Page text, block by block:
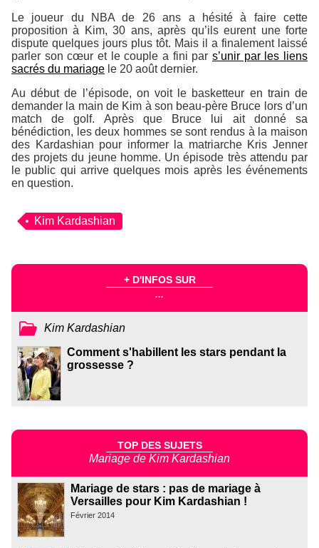
Le joueur du NBA de 26 ans a hésité à faire cette
proposition à Kim, 30 ans, après qu’ils eurent une forte
dispute quelques jours plus tôt. Mais il a finalement laissé
parler son cœur et le couple a fini par s’unir par les liens
sacrés du mariage le 20 août dernier.
Au début de l’épisode, on voit le basketteur en train de
demander la main de Kim à son beau-père Bruce lors d’un
match de golf. Après que Bruce lui ait donné sa
bénédiction, les deux hommes se sont rendus à la maison
des Kardashian pour informer la matriarche Kris Jenner
des projets du jeune homme. Un épisode très attendu par
le public qui arrive quelques mois après les événements
en question.
Kim Kardashian
+ D'INFOS SUR
...
Kim Kardashian
Comment s'habillent les stars pendant la
grossesse ?
TOP DES SUJETS
Mariage de Kim Kardashian
Mariage de stars : pas de mariage à
Versailles pour Kim Kardashian !
Février 2014